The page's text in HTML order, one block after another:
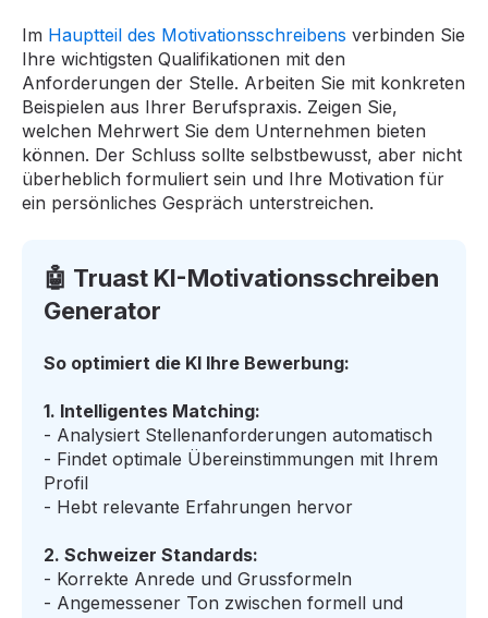
Im Hauptteil des Motivationsschreibens verbinden Sie
Ihre wichtigsten Qualifikationen mit den
Anforderungen der Stelle. Arbeiten Sie mit konkreten
Beispielen aus Ihrer Berufspraxis. Zeigen Sie,
welchen Mehrwert Sie dem Unternehmen bieten
können. Der Schluss sollte selbstbewusst, aber nicht
überheblich formuliert sein und Ihre Motivation für
ein persönliches Gespräch unterstreichen.
🤖 Truast KI-Motivationsschreiben
Generator
So optimiert die KI Ihre Bewerbung:
1. Intelligentes Matching:
- Analysiert Stellenanforderungen automatisch
- Findet optimale Übereinstimmungen mit Ihrem
Profil
- Hebt relevante Erfahrungen hervor
2. Schweizer Standards:
- Korrekte Anrede und Grussformeln
- Angemessener Ton zwischen formell und